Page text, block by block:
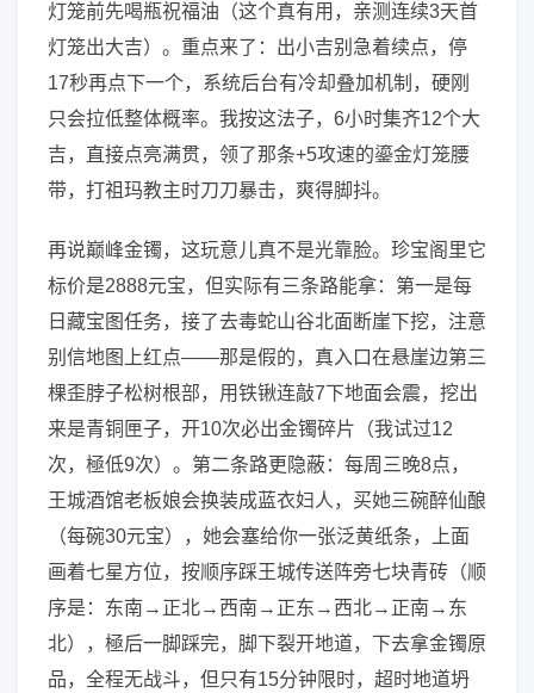
灯笼前先喝瓶祝福油（这个真有用，亲测连续3天首
灯笼出大吉）。重点来了：出小吉别急着续点，停
17秒再点下一个，系统后台有冷却叠加机制，硬刚
只会拉低整体概率。我按这法子，6小时集齐12个大
吉，直接点亮满贯，领了那条+5攻速的鎏金灯笼腰
带，打祖玛教主时刀刀暴击，爽得脚抖。
再说巅峰金镯，这玩意儿真不是光靠脸。珍宝阁里它
标价是2888元宝，但实际有三条路能拿：第一是每
日藏宝图任务，接了去毒蛇山谷北面断崖下挖，注意
别信地图上红点——那是假的，真入口在悬崖边第三
棵歪脖子松树根部，用铁锹连敲7下地面会震，挖出
来是青铜匣子，开10次必出金镯碎片（我试过12
次，極低9次）。第二条路更隐蔽：每周三晚8点，
王城酒馆老板娘会换装成蓝衣妇人，买她三碗醉仙酿
（每碗30元宝），她会塞给你一张泛黄纸条，上面
画着七星方位，按顺序踩王城传送阵旁七块青砖（顺
序是：东南→正北→西南→正东→西北→正南→东
北），極后一脚踩完，脚下裂开地道，下去拿金镯原
品，全程无战斗，但只有15分钟限时，超时地道坍